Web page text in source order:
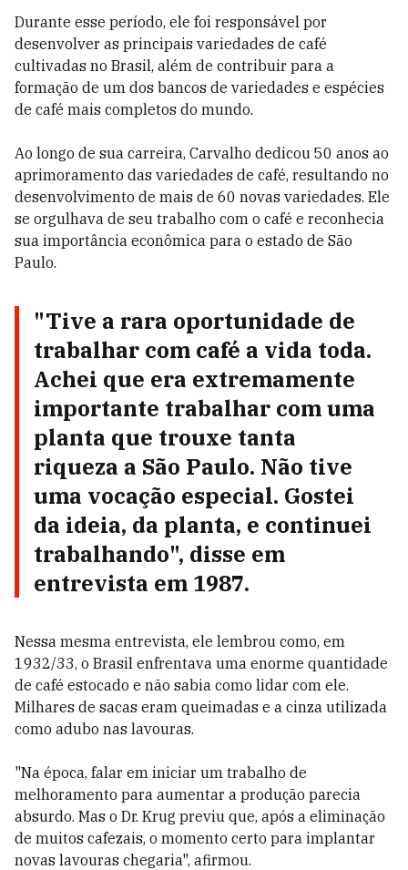
Durante esse período, ele foi responsável por
desenvolver as principais variedades de café
cultivadas no Brasil, além de contribuir para a
formação de um dos bancos de variedades e espécies
de café mais completos do mundo.
Ao longo de sua carreira, Carvalho dedicou 50 anos ao
aprimoramento das variedades de café, resultando no
desenvolvimento de mais de 60 novas variedades. Ele
se orgulhava de seu trabalho com o café e reconhecia
sua importância econômica para o estado de São
Paulo.
"Tive a rara oportunidade de
trabalhar com café a vida toda.
Achei que era extremamente
importante trabalhar com uma
planta que trouxe tanta
riqueza a São Paulo. Não tive
uma vocação especial. Gostei
da ideia, da planta, e continuei
trabalhando", disse em
entrevista em 1987.
Nessa mesma entrevista, ele lembrou como, em
1932/33, o Brasil enfrentava uma enorme quantidade
de café estocado e não sabia como lidar com ele.
Milhares de sacas eram queimadas e a cinza utilizada
como adubo nas lavouras.
"Na época, falar em iniciar um trabalho de
melhoramento para aumentar a produção parecia
absurdo. Mas o Dr. Krug previu que, após a eliminação
de muitos cafezais, o momento certo para implantar
novas lavouras chegaria", afirmou.